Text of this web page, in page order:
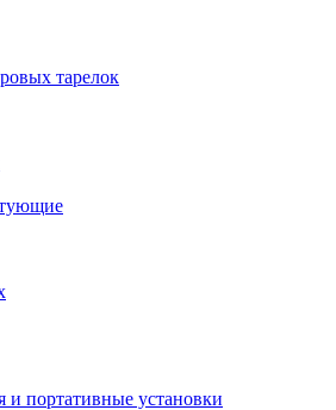
тарелок
и портативные установки